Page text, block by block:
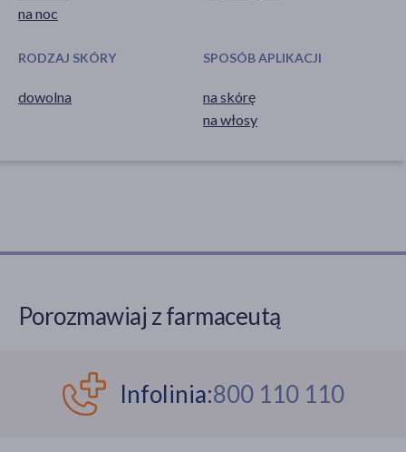
na noc
RODZAJ SKÓRY
dowolna
SPOSÓB APLIKACJI
na skórę
na włosy
Porozmawiaj z farmaceutą
Infolinia:800 110 110